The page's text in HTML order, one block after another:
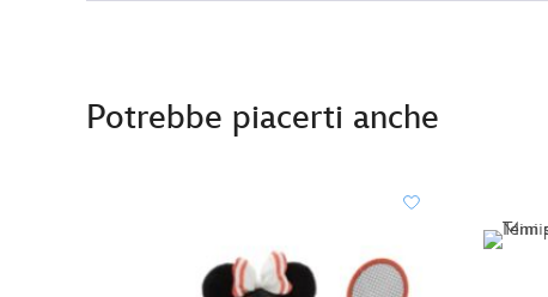
Potrebbe piacerti anche